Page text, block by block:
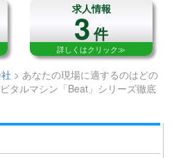
求人情報
3件
詳しくはクリック≫
> あなたの現場に適するのはどの
タルマシン「Beat」シリーズ徹底